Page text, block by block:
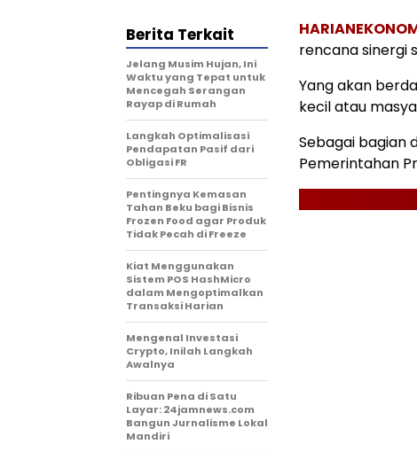
rencana sinergi
Yang akan
kecil atau
Sebagai bagian
Pemerintahan
Berita Terkait
Jelang Musim Hujan, Ini
Waktu yang Tepat untuk
Mencegah Serangan
Rayap di Rumah
Langkah Optimalisasi
Pendapatan Pasif dari
Obligasi FR
Pentingnya Kemasan
Tahan Beku bagi Bisnis
Frozen Food agar Produk
Tidak Pecah di Freeze
Kiat Menggunakan
Sistem POS HashMicro
dalam Mengoptimalkan
Transaksi Harian
Mengenal Investasi
Crypto, Inilah Langkah
Awalnya
Ribuan Pena di Satu
Layar: 24jamnews.com
Bangun Jurnalisme Lokal
Mandiri